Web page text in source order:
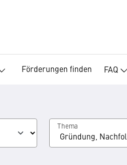
Förderungen finden FAQ
Thema